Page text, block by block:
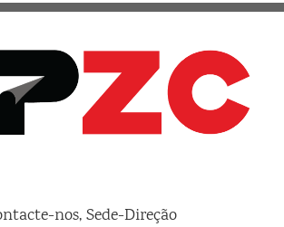
nos, Sede-Direção